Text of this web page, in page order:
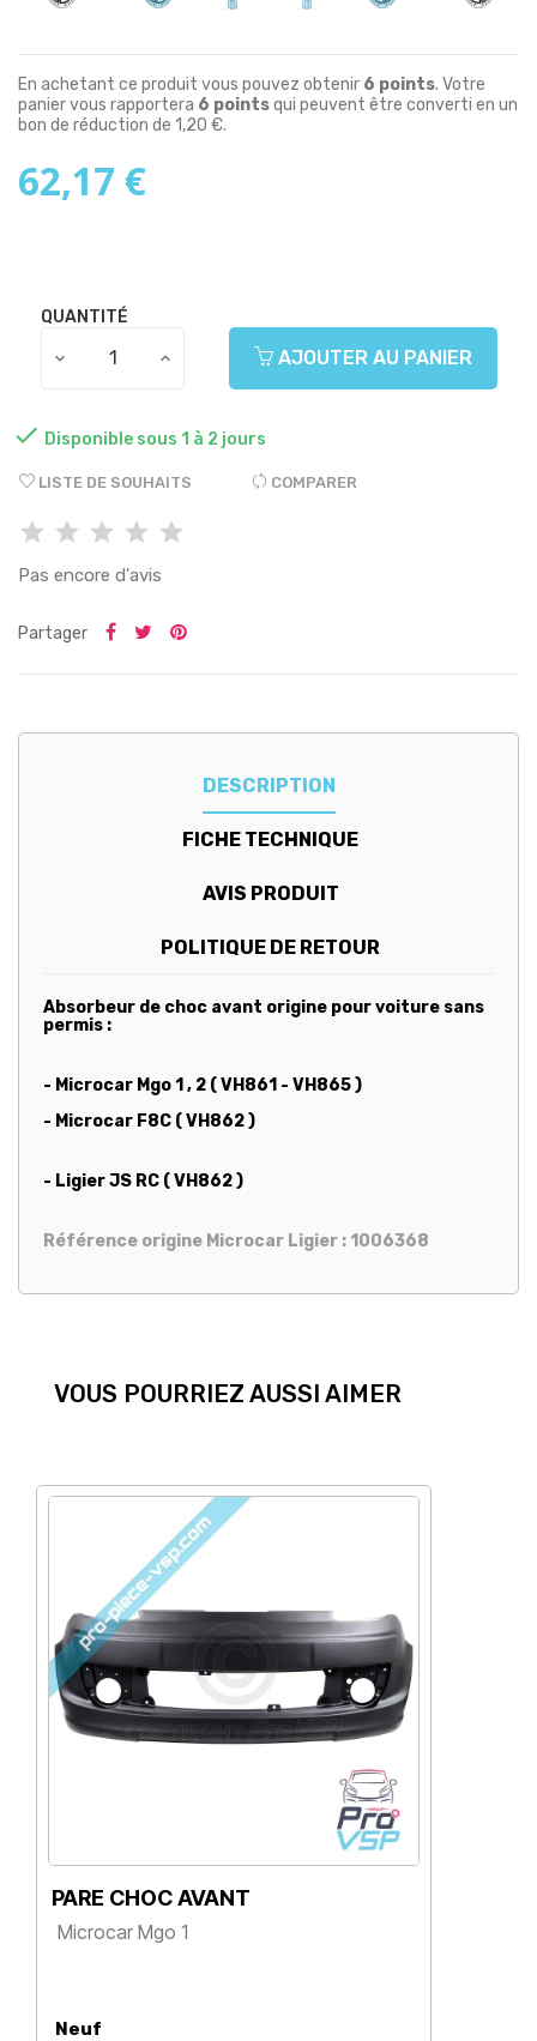
En achetant ce produit vous pouvez obtenir 6 points. Votre
panier vous rapportera 6 pointsqui peuvent être converti en un
bon de réduction de 1,20 €.
62,17 €
QUANTITÉ
AJOUTER AU PANIER
 Disponible sous 1 à 2 jours
LISTE DE SOUHAITS COMPARER
Pas encore d'avis
Partager
DESCRIPTION
FICHE TECHNIQUE
AVIS PRODUIT
POLITIQUE DE RETOUR
Absorbeur de choc avant origine pour voiture sans
permis :
- Microcar Mgo 1 , 2 ( VH861 - VH865 )
- Microcar F8C ( VH862 )
- Ligier JS RC ( VH862 )
Référence origine Microcar Ligier : 1006368
VOUS POURRIEZ AUSSI AIMER
PARE CHOC AVANT
Microcar Mgo 1
Neuf